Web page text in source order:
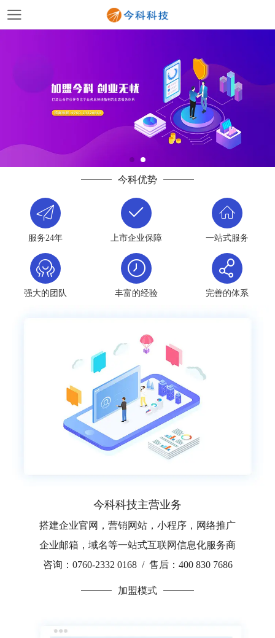
今科优势
服务24年 上市企业保障 一站式服务
强大的团队 丰富的经验 完善的体系
今科科技主营业务
搭建企业官网，营销网站，小程序，网络推广
企业邮箱，域名等一站式互联网信息化服务商
咨询：0760-2332 0168 / 售后：400 830 7686
加盟模式